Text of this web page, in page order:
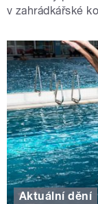
v zahrádkářské
Aktuální dění